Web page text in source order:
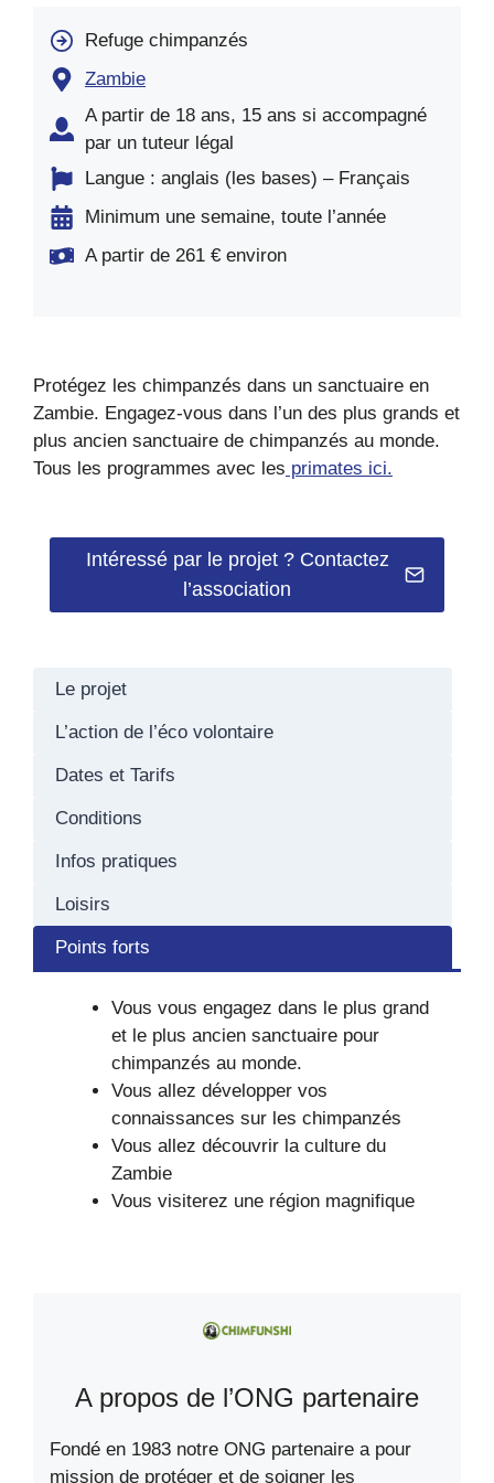
Refuge chimpanzés
Zambie
A partir de 18 ans, 15 ans si accompagné
par un tuteur légal
Langue : anglais (les bases) – Français
Minimum une semaine, toute l’année
A partir de 261 € environ
Protégez les chimpanzés dans un sanctuaire en
Zambie. Engagez-vous dans l’un des plus grands et
plus ancien sanctuaire de chimpanzés au monde.
Tous les programmes avec les primates ici.
Intéressé par le projet ? Contactez
l’association
Le projet
L’action de l’éco volontaire
Dates et Tarifs
Conditions
Infos pratiques
Loisirs
Points forts
Vous vous engagez dans le plus grand
et le plus ancien sanctuaire pour
chimpanzés au monde.
Vous allez développer vos
connaissances sur les chimpanzés
Vous allez découvrir la culture du
Zambie
Vous visiterez une région magnifique
A propos de l’ONG partenaire
Fondé en 1983 notre ONG partenaire a pour
mission de protéger et de soigner les